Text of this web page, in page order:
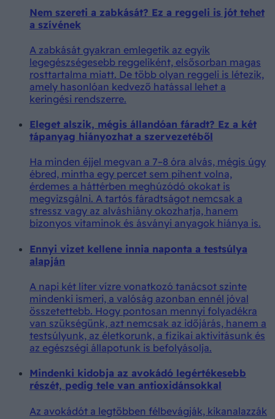
Nem szereti a zabkását? Ez a reggeli is jót tehet
a szívének
A zabkását gyakran emlegetik az egyik
legegészségesebb reggeliként, elsősorban magas
rosttartalma miatt. De több olyan reggeli is létezik,
amely hasonlóan kedvező hatással lehet a
keringési rendszerre.
Eleget alszik, mégis állandóan fáradt? Ez a két
tápanyag hiányozhat a szervezetéből
Ha minden éjjel megvan a 7–8 óra alvás, mégis úgy
ébred, mintha egy percet sem pihent volna,
érdemes a háttérben meghúzódó okokat is
megvizsgálni. A tartós fáradtságot nemcsak a
stressz vagy az alváshiány okozhatja, hanem
bizonyos vitaminok és ásványi anyagok hiánya is.
Ennyi vizet kellene innia naponta a testsúlya
alapján
A napi két liter vízre vonatkozó tanácsot szinte
mindenki ismeri, a valóság azonban ennél jóval
összetettebb. Hogy pontosan mennyi folyadékra
van szükségünk, azt nemcsak az időjárás, hanem a
testsúlyunk, az életkorunk, a fizikai aktivitásunk és
az egészségi állapotunk is befolyásolja.
Mindenki kidobja az avokádó legértékesebb
részét, pedig tele van antioxidánsokkal
Az avokádót a legtöbben félbevágják, kikanalazzák